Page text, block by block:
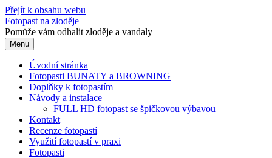
Přejít k obsahu webu
Fotopast na zloděje
Pomůže vám odhalit zloděje a vandaly
Menu
Úvodní stránka
Fotopasti BUNATY a BROWNING
Doplňky k fotopastím
Návody a instalace
FULL HD fotopast se špičkovou výbavou
Kontakt
Recenze fotopastí
Využití fotopastí v praxi
Fotopasti